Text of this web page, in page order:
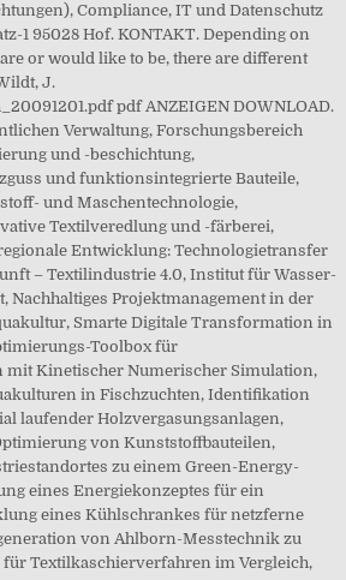
Compliance, IT und Datenschutz
1 95028 Hof. KONTAKT. Depending on
or would like to be, there are different
J.
pdf ANZEIGEN DOWNLOAD.
Verwaltung, Forschungsbereich
und -beschichtung,
und funktionsintegrierte Bauteile,
und Maschentechnologie,
Textilveredlung und -färberei,
Entwicklung: Technologietransfer
– Textilindustrie 4.0, Institut für Wasser-
Nachhaltiges Projektmanagement in der
Smarte Digitale Transformation in
Toolbox für
mit Kinetischer Numerischer Simulation,
in Fischzuchten, Identifikation
laufender Holzvergasungsanlagen,
von Kunststoffbauteilen,
zu einem Green-Energy-
eines Energiekonzeptes für ein
eines Kühlschrankes für netzferne
von Ahlborn-Messtechnik zu
für Textilkaschierverfahren im Vergleich,